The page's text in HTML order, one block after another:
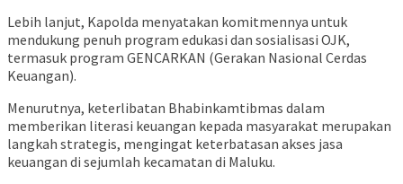
Lebih lanjut, Kapolda menyatakan komitmennya untuk
mendukung penuh program edukasi dan sosialisasi OJK,
termasuk program GENCARKAN (Gerakan Nasional Cerdas
Keuangan).
Menurutnya, keterlibatan Bhabinkamtibmas dalam
memberikan literasi keuangan kepada masyarakat merupakan
langkah strategis, mengingat keterbatasan akses jasa
keuangan di sejumlah kecamatan di Maluku.